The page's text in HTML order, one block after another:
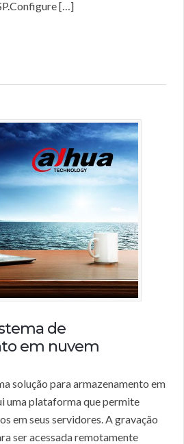
[…]
de
em nuvem
solução para armazenamento em
uma plataforma que permite
em seus servidores. A gravação
ser acessada remotamente